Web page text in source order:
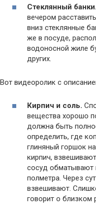
Стеклянный банки.
вечером
вниз стеклянные
же в посуде,
водоносной жиле
других.
Вот видеоролик с
Кирпич и соль.
вещества хорошо
должна быть
определить, где
глиняный горшок
кирпич,
сосуд обматывают
полметра. Через
взвешивают.
говорит о